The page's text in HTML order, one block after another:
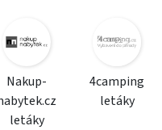
Nakup-
letáky
4camping
letáky